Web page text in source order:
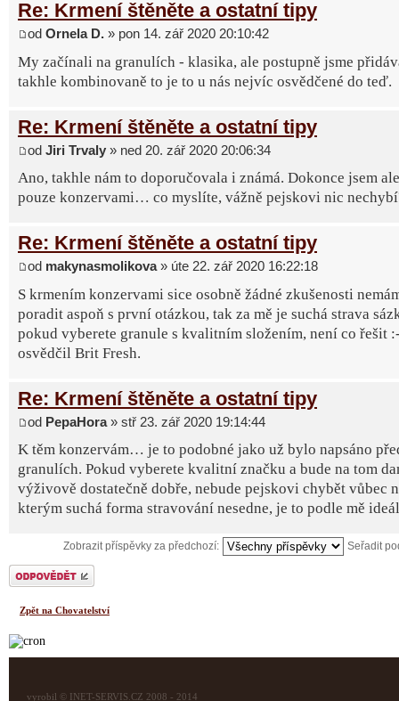
Re: Krmení štěněte a ostatní tipy
od Ornela D. » pon 14. zář 2020 20:10:42
My začínali na granulích - klasika, ale postupně jsme
takhle kombinovaně to je to u nás nejvíc osvědčené do teď.
Re: Krmení štěněte a ostatní tipy
od Jiri Trvaly » ned 20. zář 2020 20:06:34
Ano, takhle nám to doporučovala i známá. Dokonce jsem
pouze konzervami… co myslíte, vážně pejskovi nic
Re: Krmení štěněte a ostatní tipy
od makynasmolikova» úte 22. zář 2020 16:22:18
S krmením konzervami sice osobně žádné zkušenosti
poradit aspoň s první otázkou, tak za mě je suchá strava
pokud vyberete granule s kvalitním složením, není co řešit
osvědčil Brit Fresh.
Re: Krmení štěněte a ostatní tipy
od PepaHora» stř 23. zář 2020 19:14:44
K těm konzervám… je to podobné jako už bylo napsáno
granulích. Pokud vyberete kvalitní značku a bude na tom
výživově dostatečně dobře, nebude pejskovi chybět vůbec
kterým suchá forma stravování nesedne, je to podle mě
Zobrazit příspěvky za předchozí: Seřadit
Odeslat odpověď
Zpět na Chovatelství
vyrobil © INET-SERVIS.CZ 2008 - 2014